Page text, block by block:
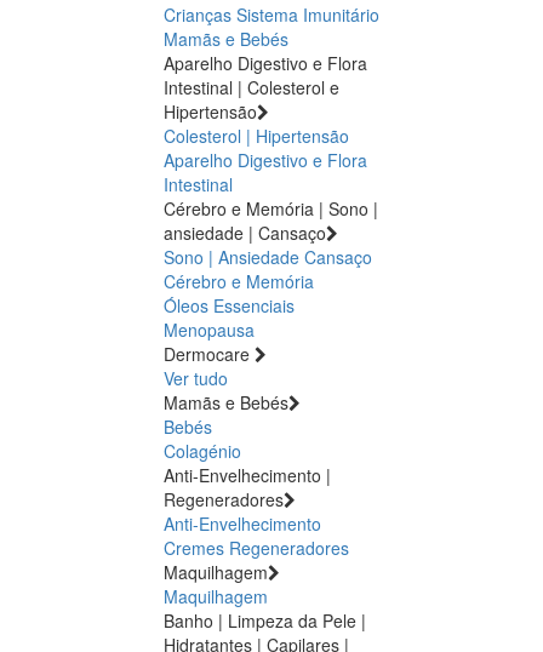
Crianças Sistema Imunitário
Mamãs e Bebés
Aparelho Digestivo e Flora
Intestinal | Colesterol e
Hipertensão
Colesterol | Hipertensão
Aparelho Digestivo e Flora
Intestinal
Cérebro e Memória | Sono |
ansiedade | Cansaço
Sono | Ansiedade Cansaço
Cérebro e Memória
Óleos Essenciais
Menopausa
Dermocare
Ver tudo
Mamãs e Bebés
Bebés
Colagénio
Anti-Envelhecimento |
Regeneradores
Anti-Envelhecimento
Cremes Regeneradores
Maquilhagem
Maquilhagem
Banho | Limpeza da Pele |
Hidratantes | Capilares |